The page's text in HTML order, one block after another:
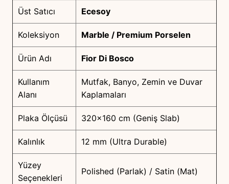
Üst Satıcı Ecesoy
Koleksiyon Marble / Premium Porselen
Ürün Adı Fior Di Bosco
Kullanım
Alanı
Mutfak, Banyo, Zemin ve Duvar
Kaplamaları
Plaka Ölçüsü 320×160 cm (Geniş Slab)
Kalınlık 12 mm (Ultra Durable)
Yüzey
Seçenekleri
Polished (Parlak) / Satin (Mat)